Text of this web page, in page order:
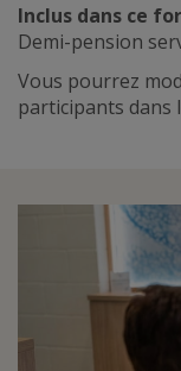
Inclus dans ce
Demi-pension
Vous pourrez
participants dans